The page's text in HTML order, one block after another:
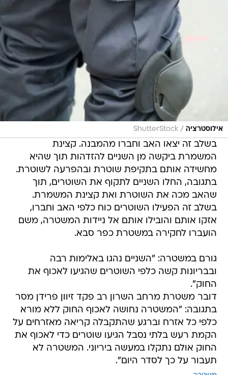
אילוסטרציה /
ShutterStock
בשלב זה יצאו האב וחברו מהמבנה. קצינת
המשמרת ביקשה מן השניים להזדהות תוך שהיא
מחשידה אותם בתקיפת שוטרת ובהפרעה לשוטרת.
בתגובה, החלו השניים לתקוף את השוטרים, תוך
שהאב מכה את השוטרת ואת קצינת המשמרת.
בשלב זה הפעילו השוטרים כוח כלפי האב וחברו,
אזקו אותם והובילו אותם אל ניידות המשטרה, משם
הועברו לחקירה במשטרת כפר סבא.
גורם במשטרה: "השניים נהגו באלימות רבה
ובבריונות קשה כלפי השוטרים שהגיעו לאכוף את
החוק".
דובר משטרת מרחב השרון רב פקד זיוון פרידן מסר
בתגובה: "המשטרה נחושה לאכוף החוק ללא מורא
כלפי כל אזרח וברגע שהתקבלה קריאה מאזרחים על
הקמת רעש בלתי נסבל הגיעו שוטרים כדי לאכוף את
החוק אולם נתקלו במעשה ביריוני. המשטרה לא
תעבור על כך לסדר היום".